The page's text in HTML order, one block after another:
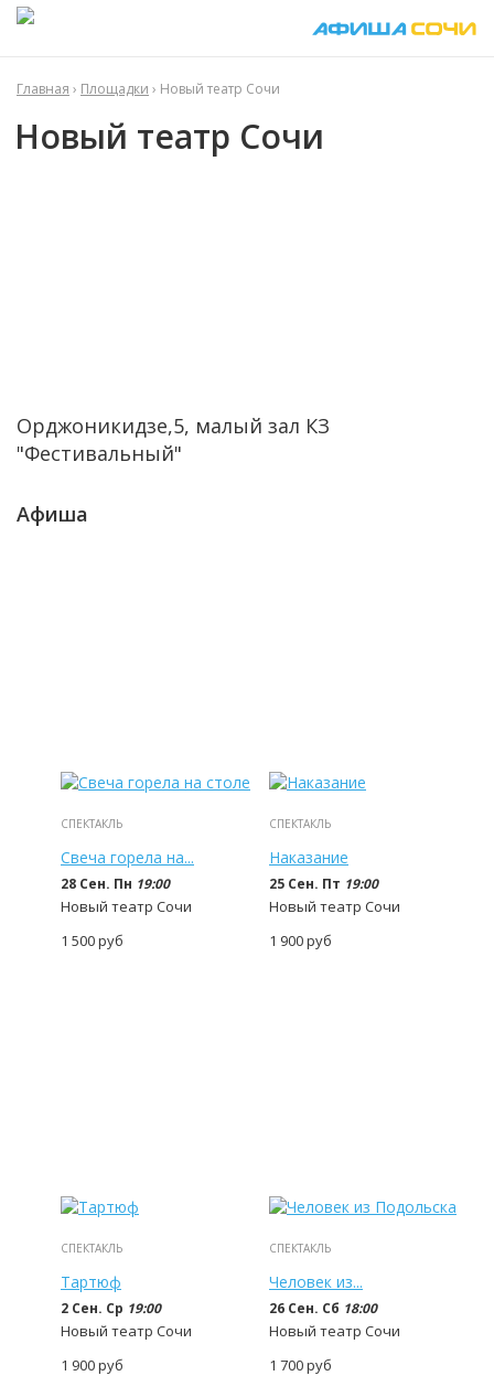
Главная › Площадки › Новый театр Сочи
Новый театр Сочи
Орджоникидзе,5, малый зал КЗ
"Фестивальный"
Афиша
СПЕКТАКЛЬ
Свеча горела на...
28 Сен. Пн 19:00
Новый театр Сочи
1 500руб
СПЕКТАКЛЬ
Наказание
25 Сен. Пт 19:00
Новый театр Сочи
1 900руб
СПЕКТАКЛЬ
Тартюф
2 Сен. Ср 19:00
Новый театр Сочи
1 900руб
СПЕКТАКЛЬ
Человек из...
26 Сен. Сб 18:00
Новый театр Сочи
1 700руб